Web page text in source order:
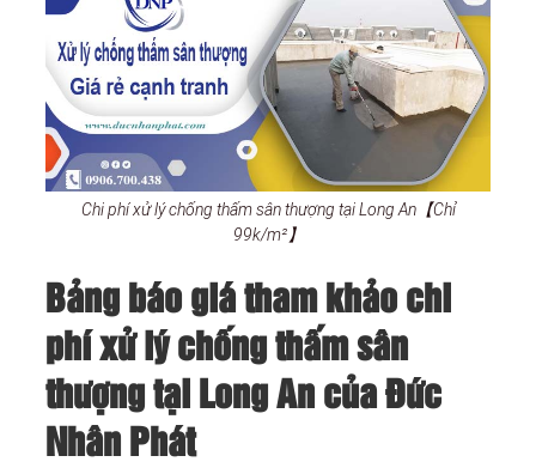
Chi phí xử lý chống thấm sân thượng tại Long An【Chỉ
99k/m²】
Bảng báo giá tham khảo chi
phí xử lý chống thấm sân
thượng tại Long An của Đức
Nhân Phát